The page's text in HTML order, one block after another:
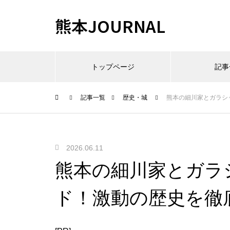
熊本JOURNAL
トップページ 記
記事一覧 歴史・城 熊本の細川家とガラ
2026.06.11
熊本の細川家とガ
ド！激動の歴史を徹